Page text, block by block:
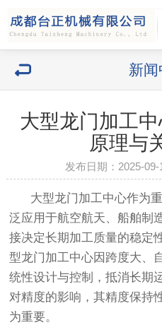
新
大型龙门加工
原理与
发布日期：2025-
大型龙门加工中心作为重
泛应用于航空航天、船舶制
接决定长期加工质量的稳定
型龙门加工中心因跨度大、
统性设计与控制，抵消长期
对精度的影响，其精度保持
为重要。